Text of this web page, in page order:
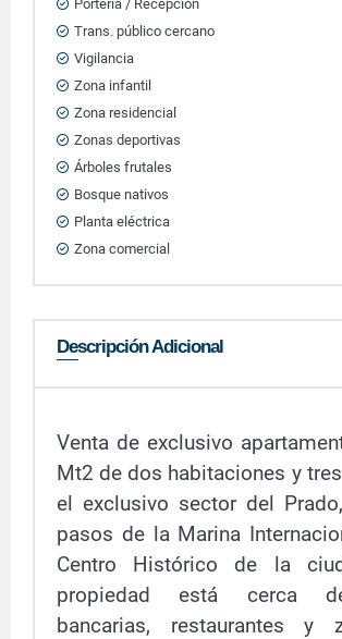
Portería / Recepción
Trans. público cercano
Vigilancia
Zona infantil
Zona residencial
Zonas deportivas
Árboles frutales
Bosque nativos
Planta eléctrica
Zona comercial
Descripción Adicional
Venta de exclusivo
Mt2 de dos habitaciones y
el exclusivo sector del
pasos de la Marina
Centro Histórico de la
propiedad está cerca
bancarias, restaurantes y